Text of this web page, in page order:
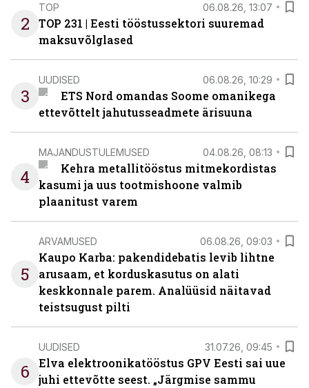
2
TOP 06.08.26, 13:07
TOP 231 | Eesti tööstussektori suuremad
maksuvõlglased
3
UUDISED 06.08.26, 10:29
ETS Nord omandas Soome omanikega
ettevõttelt jahutusseadmete ärisuuna
4
MAJANDUSTULEMUSED 04.08.26, 08:13
Kehra metallitööstus mitmekordistas
kasumi ja uus tootmishoone valmib
plaanitust varem
5
ARVAMUSED 06.08.26, 09:03
Kaupo Karba: pakendidebatis levib lihtne
arusaam, et korduskasutus on alati
keskkonnale parem. Analüüsid näitavad
teistsugust pilti
6
UUDISED 31.07.26, 09:45
Elva elektroonikatööstus GPV Eesti sai uue
juhi ettevõtte seest. „Järgmise sammu